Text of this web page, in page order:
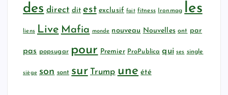
des direct dit est exclusif fait fitness Ironmag les
liens Live Mafia monde nouveau Nouvelles ont par
pas popsugar pour Premier ProPublica qui ses single
siège son sont sur Trump une été